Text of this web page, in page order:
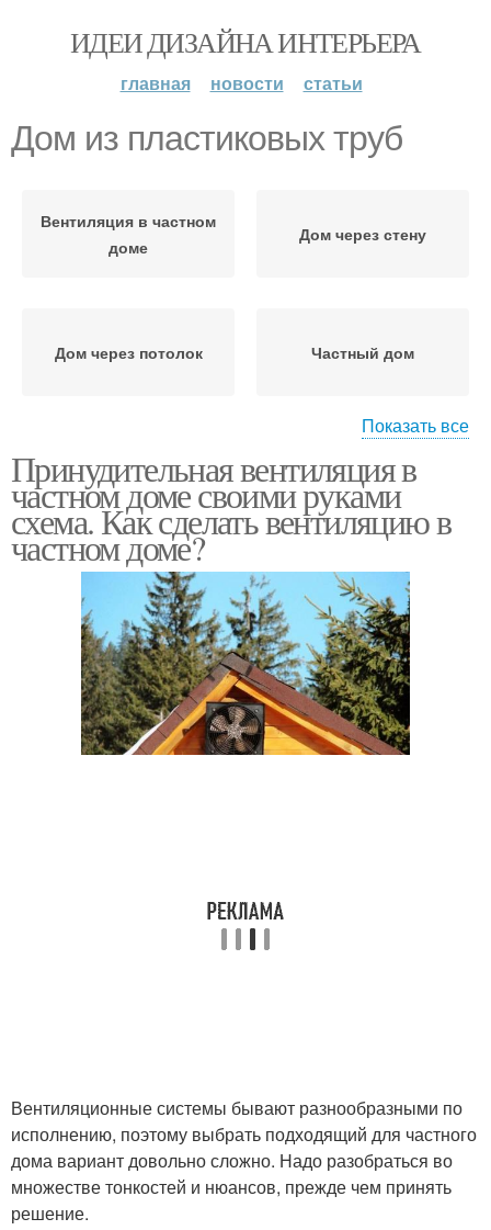
ИДЕИ ДИЗАЙНА ИНТЕРЬЕРА
главная новости статьи
Дом из пластиковых труб
Вентиляция в частном
доме
Дом через стену
Дом через потолок Частный дом
Вентиляция в доме
канализационных труб
Вентиляции в частном
доме
Вентиляции в доме
Пластиковые
воздуховоды
Показать все
Принудительная вентиляция в
частном доме своими руками
схема. Как сделать вентиляцию в
частном доме?
Вентиляционные системы бывают разнообразными по
исполнению, поэтому выбрать подходящий для частного
дома вариант довольно сложно. Надо разобраться во
множестве тонкостей и нюансов, прежде чем принять
решение.